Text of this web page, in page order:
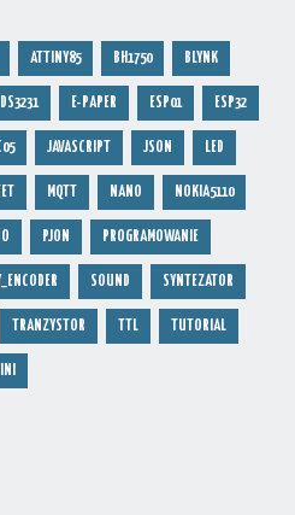
ATTINY85 BH1750 BLYNK
DS3231 E-PAPER ESP01 ESP32
JAVASCRIPT JSON LED
MQTT NANO NOKIA5110
PJON PROGRAMOWANIE
SOUND SYNTEZATOR
TRANZYSTOR TTL TUTORIAL